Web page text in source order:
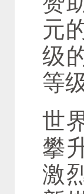
元
级
等
世
攀
激